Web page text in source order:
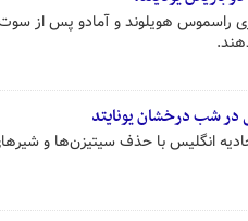
راسموس هویلوند و آمادو پس از سوت
شب درخشان یونایتد
انگلیس با حذف سیتیزن‌ها و